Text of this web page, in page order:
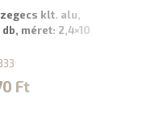
klt. alu,
méret: 2,4×10
Ft